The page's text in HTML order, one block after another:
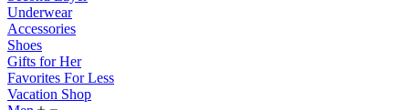
Underwear
Accessories
Shoes
Gifts for Her
Favorites For Less
Vacation Shop